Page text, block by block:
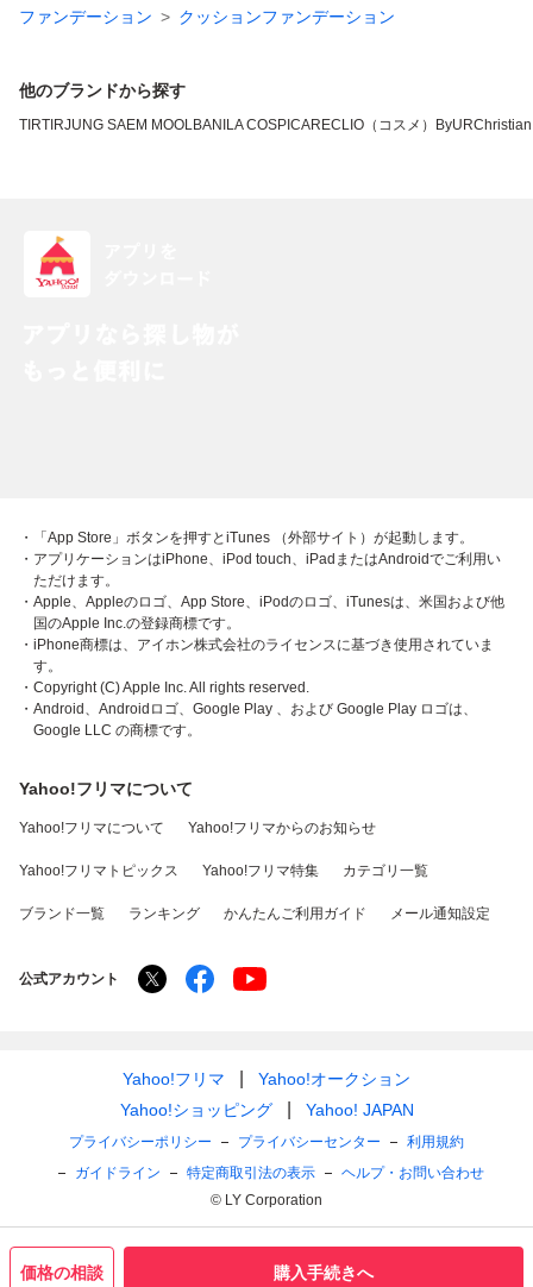
価格の相談 購入手続きへ
ファンデーション
クッションファンデーション
他のブランドから探す
TIRTIRJUNG SAEM MOOLBANILA COSPICARECLIO（コスメ） ByUR
・「App Store」ボタンを押すとiTunes （外部サイト）が起動します。
・アプリケーションはiPhone、iPod touch、iPadまたはAndroidでご利用い
ただけます。
・Apple、Appleのロゴ、App Store、iPodのロゴ、iTunesは、米国および他
国のApple Inc.の登録商標です。
・iPhone商標は、アイホン株式会社のライセンスに基づき使用されていま
す。
・Copyright (C) Apple Inc. All rights reserved.
・Android、Androidロゴ、Google Play 、および Google Play ロゴは、
Google LLC の商標です。
Yahoo!フリマについて
Yahoo!フリマについて Yahoo!フリマからのお知らせ
Yahoo!フリマトピックス Yahoo!フリマ特集 カテゴリ一覧
ブランド一覧 ランキング かんたんご利用ガイド メール通知設定
公式アカウント
Yahoo!フリマ
Yahoo!オークション
Yahoo!ショッピング
Yahoo! JAPAN
プライバシーポリシー プライバシーセンター
利用規約
ガイドライン
特定商取引法の表示
ヘルプ・お問い合わせ
© LY Corporation